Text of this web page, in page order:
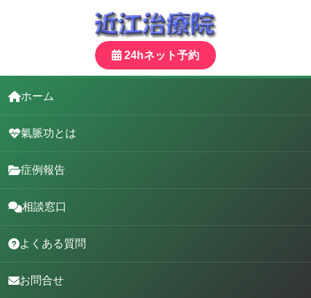
24hネット予約
ホーム
氣脈功とは
症例報告
相談窓口
よくある質問
お問合せ